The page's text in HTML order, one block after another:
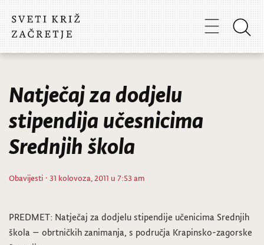
Natječaj za dodjelu
stipendija učesnicima
Srednjih škola
Obavijesti · 31 kolovoza, 2011 u 7:53 am
PREDMET: Natječaj za dodjelu stipendije učenicima Srednjih
škola – obrtničkih zanimanja, s područja Krapinsko-zagorske